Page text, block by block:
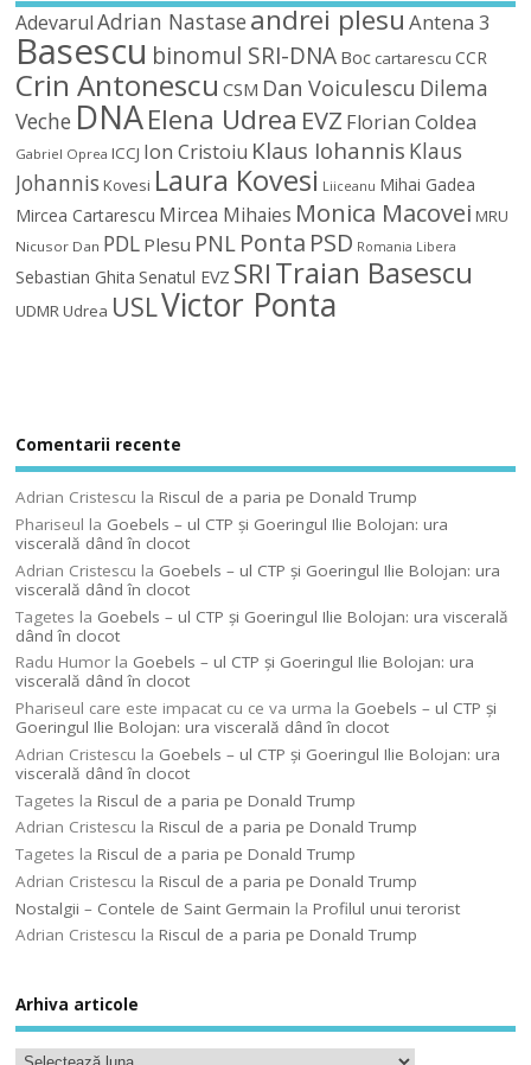
Adevarul Adrian Nastase andrei plesu Antena 3
Basescu binomul SRI-DNA Boc cartarescu CCR
Crin Antonescu CSM Dan Voiculescu Dilema
Veche DNAElena Udrea EVZ Florian Coldea
Gabriel Oprea ICCJ Ion Cristoiu Klaus Iohannis Klaus
Johannis Kovesi Laura Kovesi Liiceanu Mihai Gadea
Mircea Cartarescu Mircea Mihaies Monica Macovei MRU
Nicusor Dan PDL Plesu PNL Ponta PSD Romania Libera
Sebastian Ghita Senatul EVZ SRITraian Basescu
UDMRUdrea USLVictor Ponta
Comentarii recente
Adrian Cristescu laRiscul de a paria pe Donald Trump
Phariseul la Goebels – ul CTP şi Goeringul Ilie Bolojan: ura
viscerală dând în clocot
Adrian Cristescu la Goebels – ul CTP şi Goeringul Ilie Bolojan: ura
viscerală dând în clocot
Tagetes la Goebels – ul CTP şi Goeringul Ilie Bolojan: ura viscerală
dând în clocot
Radu Humor la Goebels – ul CTP şi Goeringul Ilie Bolojan: ura
viscerală dând în clocot
Phariseul care este impacat cu ce va urma la Goebels – ul CTP şi
Goeringul Ilie Bolojan: ura viscerală dând în clocot
Adrian Cristescu la Goebels – ul CTP şi Goeringul Ilie Bolojan: ura
viscerală dând în clocot
Tagetes laRiscul de a paria pe Donald Trump
Adrian Cristescu laRiscul de a paria pe Donald Trump
Tagetes laRiscul de a paria pe Donald Trump
Adrian Cristescu laRiscul de a paria pe Donald Trump
Nostalgii – Contele de Saint Germain laProfilul unui terorist
Adrian Cristescu laRiscul de a paria pe Donald Trump
Arhiva articole